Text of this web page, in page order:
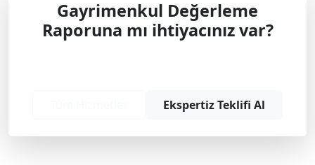
Gayrimenkul Değerleme
Raporuna mı ihtiyacınız var?
Ekspertiz Teklifi Al